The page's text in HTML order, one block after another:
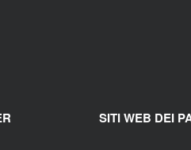
SITI WEB DEI